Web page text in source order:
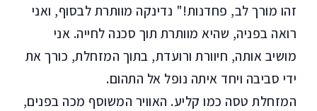
זהו מורך לב, פחדנות!" נדינקה מוותרת לבסוף, ואני
רואה בפניה, שהיא מוותרת תוך סכנה לחייה. אני
מושיב אותה, חיוורת ורועדת, בתוך המזחלת, כורך את
ידי סביבה ויחד איתה נופל אל התהום.
המזחלת טסה כמו קליע. האוויר המשוסף מכה בפנים,